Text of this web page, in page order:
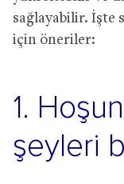
sağlayabilir. İşte
için öneriler:
1.
şeyleri